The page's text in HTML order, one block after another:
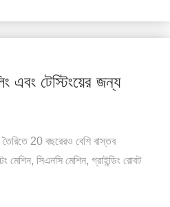
এবং টেস্টিংয়ের জন্য
20 বছরেরও বেশি বাস্তব
সিএনসি মেশিন, গ্রাইন্ডিং রোবট